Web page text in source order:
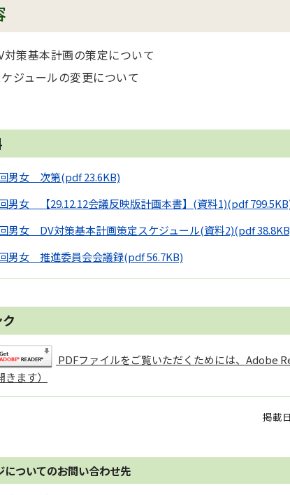
対策基本計画の策定について
ジュールの変更について
男女 次第(pdf 23.6KB)
男女 【29.12.12会議反映版計画本書】(資料1)(pdf
男女 DV対策基本計画策定スケジュール(資料2)(pdf
男女 推進委員会会議録(pdf 56.7KB)
PDFファイルをご覧いただくためには、Adobe
きます）
掲載
についてのお問い合わせ先